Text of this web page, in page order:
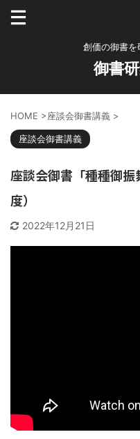
創価の御書を
御書
HOME >座談会御書講義 >
座談会御書講義
座談会御書「種種御
度）
2022年12月21日